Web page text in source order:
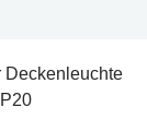
Deckenleuchte